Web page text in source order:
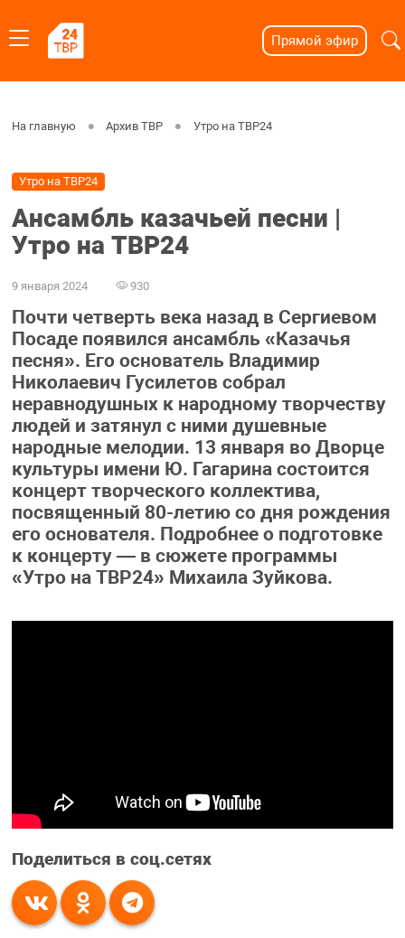
Прямой эфир
На главную Архив ТВР Утро на ТВР24
Утро на ТВР24
Ансамбль казачьей песни |
Утро на ТВР24
9 января 2024 930
Почти четверть века назад в Сергиевом
Посаде появился ансамбль «Казачья
песня». Его основатель Владимир
Николаевич Гусилетов собрал
неравнодушных к народному творчеству
людей и затянул с ними душевные
народные мелодии. 13 января во Дворце
культуры имени Ю. Гагарина состоится
концерт творческого коллектива,
посвященный 80-летию со дня рождения
его основателя. Подробнее о подготовке
к концерту — в сюжете программы
«Утро на ТВР24» Михаила Зуйкова.
Поделиться в соц.сетях